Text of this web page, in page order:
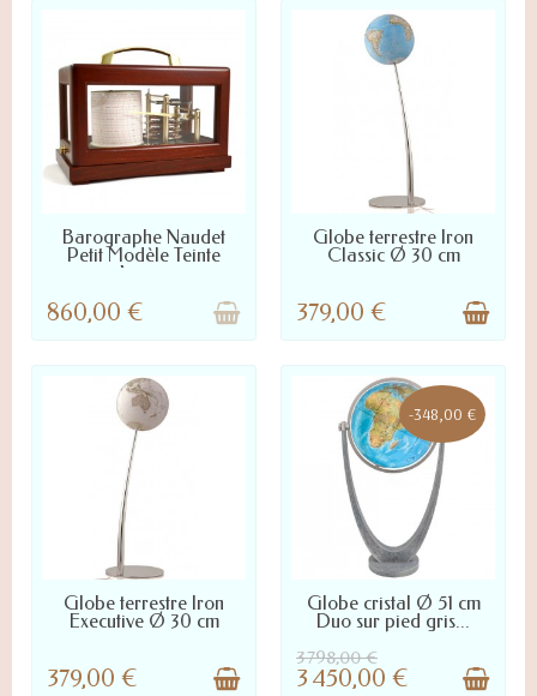
LIVRÉ SOUS 2 À 4 JOURS
Barographe Naudet
Petit Modèle Teinte
Acajou
860,00 €
LIVRÉ SOUS 3 À 10 JOURS :
NOUS CONTACTER POUR
DÉLAI PRÉCIS
Globe terrestre Iron
Classic Ø 30 cm
379,00 €
LIVRÉ SOUS 3 À 10 JOURS :
NOUS CONTACTER POUR
DÉLAI PRÉCIS
Globe terrestre Iron
Executive Ø 30 cm
379,00 €
-348,00 €
LIVRÉ SOUS 10 À 45 JOURS :
NOUS CONTACTER POUR
DÉLAI PRÉCIS
Globe cristal Ø 51 cm
Duo sur pied gris...
3 798,00 €
3 450,00 €